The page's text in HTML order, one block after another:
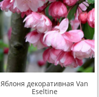
Яблоня декоративная Van
Eseltine